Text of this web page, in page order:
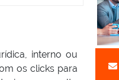
interno ou
os clicks para